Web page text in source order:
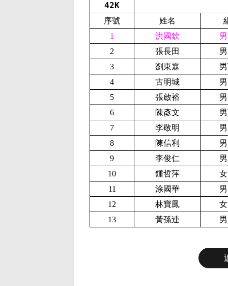
42K
序號 姓名
1
洪國欽
2
張長田
3
劉東霖
4
古明城
5
張啟裕
6
陳彥文
7
李敬明
8
陳信利
9
李俊仁
10
鍾哲萍
11
涂國華
12
林寶鳳
13
黃孫連